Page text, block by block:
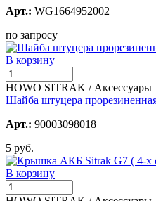
Арт.: WG1664952002
по запросу
В корзину
HOWO SITRAK / Аксессуары
Шайба штуцера
Арт.: 90003098018
5 руб.
В корзину